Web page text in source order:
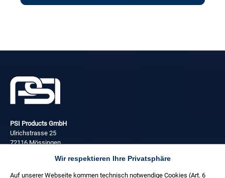
PSI Products GmbH
Ulrichstrasse 25
72116 Mössingen
Wir respektieren Ihre Privatsphäre
Auf unserer Webseite kommen technisch notwendige Cookies (Art. 6